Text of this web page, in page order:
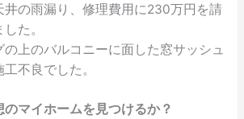
井の雨漏り、修理費用に230万円を請
た。
上のバルコニーに面した窓サッシュ
不良でした。
のマイホームを見つけるか？